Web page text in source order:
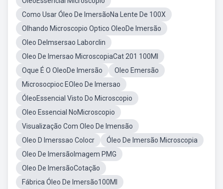
Como Usar Óleo De ImersãoNa Lente De 100X
Olhando Microscopio Optico OleoDe Imersão
Oleo DeImsersao Laborclin
Oleo De Imersao MicroscopiaCat 201 100Ml
Oque É O OleoDe Imersão
Oleo Emersão
Microsocpioc EOleo De Imersao
ÓleoEssencial Visto Do Microscopio
Oleo Essencial NoMicroscopio
Visualização Com Oleo De Imensão
Oleo D Imerssao Colocr
Óleo De Imersão Microscopia
Oleo De ImersãoImagem PMG
Oleo De ImersãoCotação
Fábrica Óleo De Imersão100Ml